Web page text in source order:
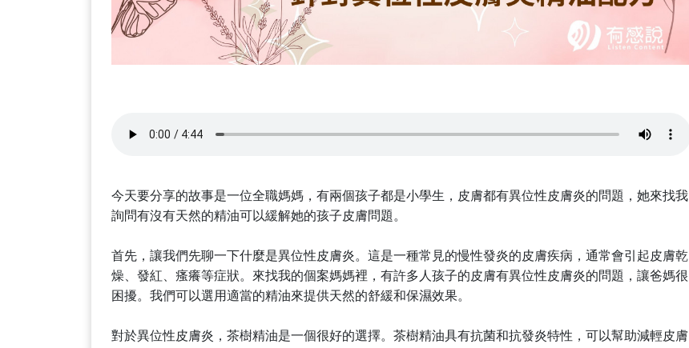
今天要分享的故事是一位全職媽媽，有兩個孩子都是小學生，皮膚都有異位性皮膚炎的問題，她來找我
詢問有沒有天然的精油可以緩解她的孩子皮膚問題。
首先，讓我們先聊一下什麼是異位性皮膚炎。這是一種常見的慢性發炎的皮膚疾病，通常會引起皮膚乾
燥、發紅、瘙癢等症狀。來找我的個案媽媽裡，有許多人孩子的皮膚有異位性皮膚炎的問題，讓爸媽很
困擾。我們可以選用適當的精油來提供天然的舒緩和保濕效果。
對於異位性皮膚炎，茶樹精油是一個很好的選擇。茶樹精油具有抗菌和抗發炎特性，可以幫助減輕皮膚